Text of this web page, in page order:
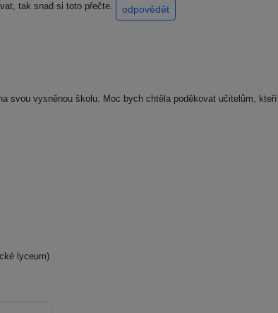
tak snad si toto přečte.
odpovědět
svou vysněnou školu. Moc bych chtěla poděkovat učitelům, kteří
lyceum)